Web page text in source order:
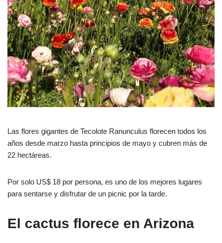
Las flores gigantes de Tecolote Ranunculus florecen todos los
años desde marzo hasta principios de mayo y cubren más de
22 hectáreas.
Por solo US$ 18 por persona, es uno de los mejores lugares
para sentarse y disfrutar de un picnic por la tarde.
El cactus florece en Arizona